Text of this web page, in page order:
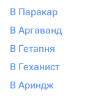
В Паракар
В Аргаванд
В Гетапня
В Геханист
В Ариндж